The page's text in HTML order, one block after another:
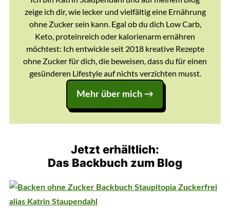
zeige ich dir, wie lecker und vielfältig eine Ernährung
ohne Zucker sein kann. Egal ob du dich Low Carb,
Keto, proteinreich oder kalorienarm ernähren
möchtest: Ich entwickle seit 2018 kreative Rezepte
ohne Zucker für dich, die beweisen, dass du für einen
gesünderen Lifestyle auf nichts verzichten musst.
Mehr über mich →
Jetzt erhältlich:
Das Backbuch zum Blog